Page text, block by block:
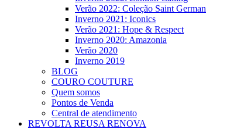
Verão 2022: Coleção Saint German
Inverno 2021: Iconics
Verão 2021: Hope & Respect
Inverno 2020: Amazonia
Verão 2020
Inverno 2019
BLOG
COURO COUTURE
Quem somos
Pontos de Venda
Central de atendimento
REVOLTA REUSA RENOVA